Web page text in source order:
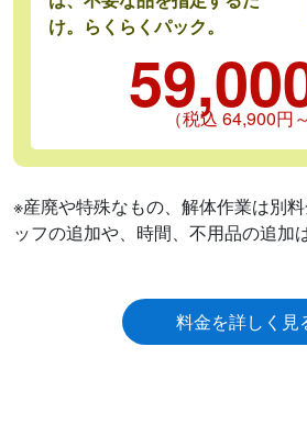
け。らくらくパック。
（税込 64,900円
※産廃や特殊なもの、解体作業は別
ッフの追加や、時間、不⽤品の追加
料金を詳しく見